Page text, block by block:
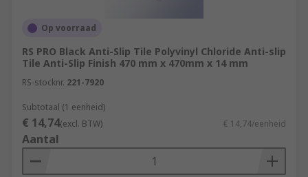
Op voorraad
RS PRO Black Anti-Slip Tile Polyvinyl Chloride Anti-slip
Tile Anti-Slip Finish 470 mm x 470mm x 14 mm
RS-stocknr. 221-7920
Subtotaal (1 eenheid)
€ 14,74(excl. BTW) € 14,74/eenheid
Aantal